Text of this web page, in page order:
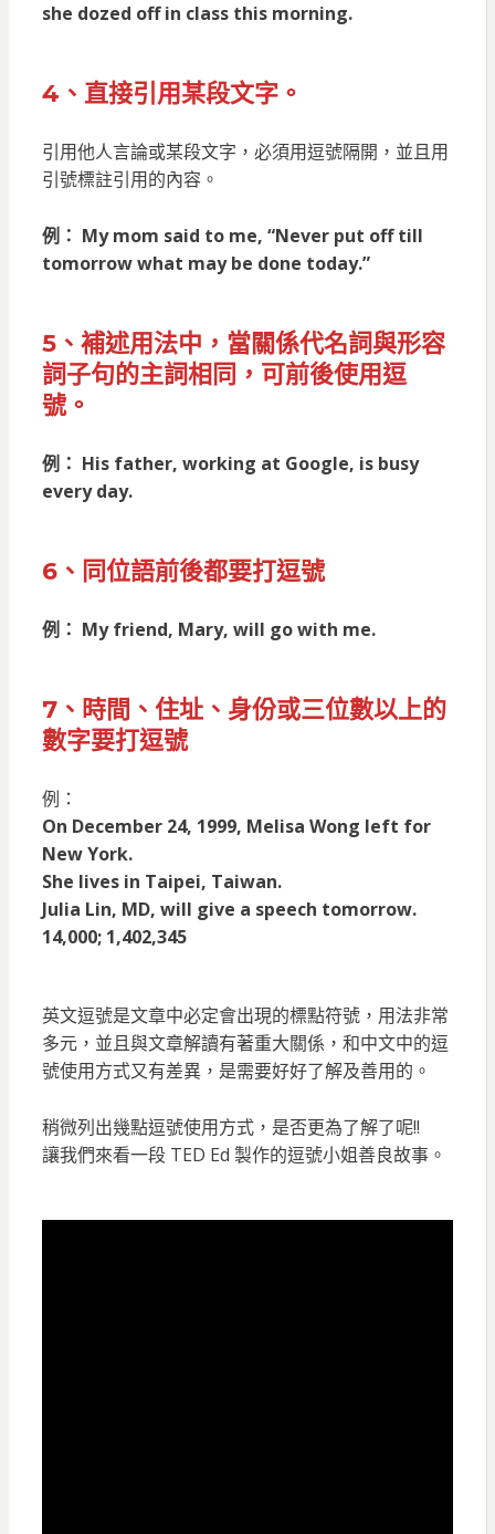
she dozed off in class this morning.
4、直接引用某段文字。
引用他人言論或某段文字，必須用逗號隔開，並且用
引號標註引用的內容。
例： My mom said to me, “Never put off till
tomorrow what may be done today.”
5、補述用法中，當關係代名詞與形容
詞子句的主詞相同，可前後使用逗
號。
例： His father, working at Google, is busy
every day.
6、同位語前後都要打逗號
例： My friend, Mary, will go with me.
7、時間、住址、身份或三位數以上的
數字要打逗號
例：
On December 24, 1999, Melisa Wong left for
New York.
She lives in Taipei, Taiwan.
Julia Lin, MD, will give a speech tomorrow.
14,000; 1,402,345
英文逗號是文章中必定會出現的標點符號，用法非常
多元，並且與文章解讀有著重大關係，和中文中的逗
號使用方式又有差異，是需要好好了解及善用的。
稍微列出幾點逗號使用方式，是否更為了解了呢!!
讓我們來看一段 TED Ed 製作的逗號小姐善良故事。